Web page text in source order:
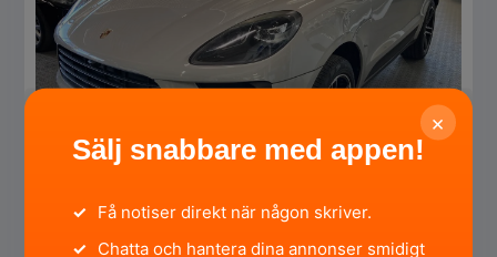
×
Sälj snabbare med appen!
✓ Få notiser direkt när någon skriver.
✓ Chatta och hantera dina annonser smidigt